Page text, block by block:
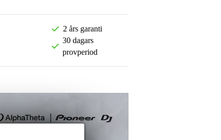
2 års garanti
30 dagars
provperiod